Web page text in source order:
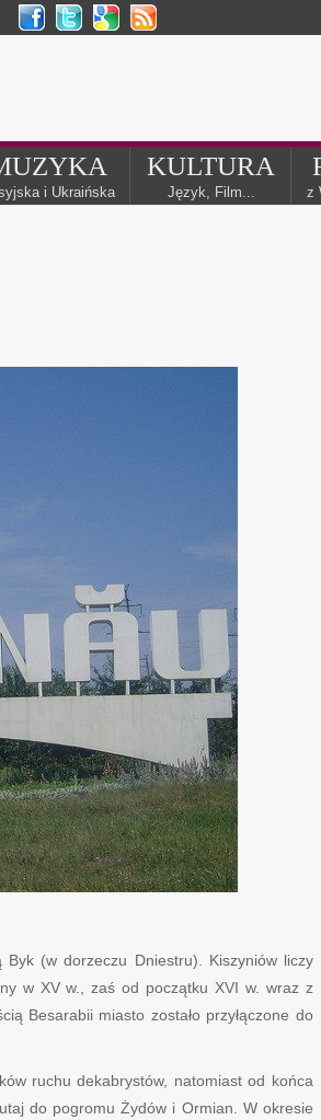
i Ukraińska
KULTURA
Język, Film... z
Byk (w dorzeczu Dniestru). Kiszyniów liczy
w XV w., zaś od początku XVI w. wraz z
Besarabii miasto zostało przyłączone do
ruchu dekabrystów, natomiast od końca
do pogromu Żydów i Ormian. W okresie